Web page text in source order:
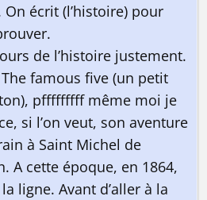
On écrit (l’histoire) pour
de l’histoire justement.
famous five (un petit
pfffffffff même moi je
si l’on veut, son aventure
à Saint Michel de
A cette époque, en 1864,
ligne. Avant d’aller à la